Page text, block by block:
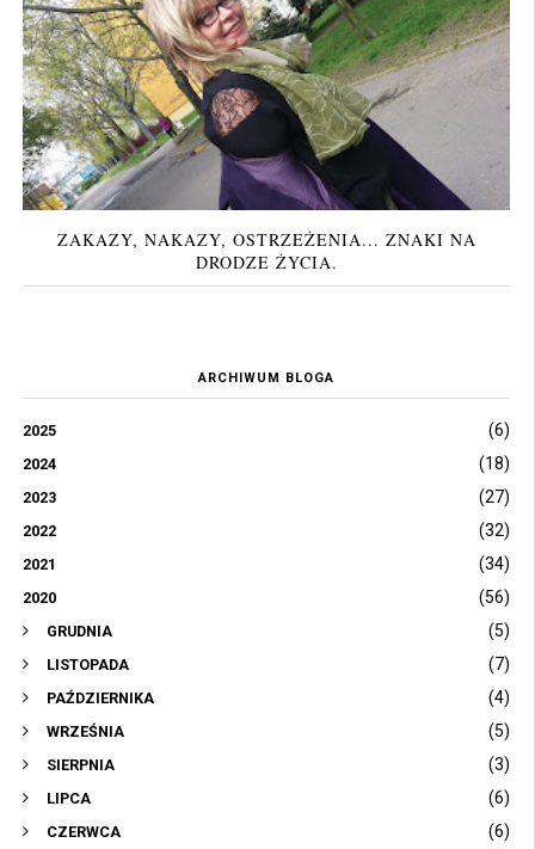
ZAKAZY, NAKAZY, OSTRZEŻENIA... ZNAKI NA
DRODZE ŻYCIA.
ARCHIWUM BLOGA
2025 (6)
2024 (18)
2023 (27)
2022 (32)
2021 (34)
2020 (56)
GRUDNIA (5)
LISTOPADA (7)
PAŹDZIERNIKA (4)
WRZEŚNIA (5)
SIERPNIA (3)
LIPCA (6)
CZERWCA (6)